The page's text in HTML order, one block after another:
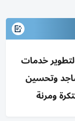
لتطوير خدمات
وتحسين
ومرنة